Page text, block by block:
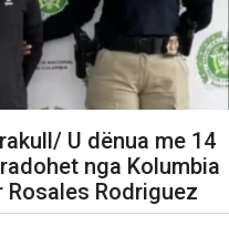
U dënua me 14
nga Kolumbia
Rosales Rodriguez